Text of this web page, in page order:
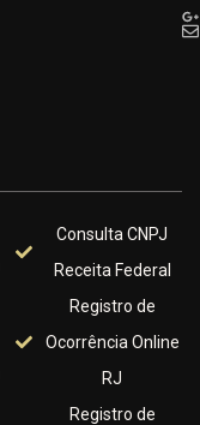
Consulta CNPJ
Receita Federal
Registro de
Ocorrência Online
RJ
Registro de